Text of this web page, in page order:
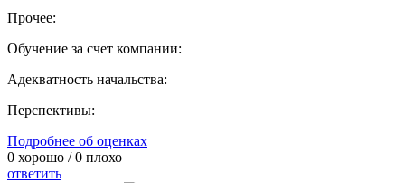
Прочее:
Обучение за счет компании:
Адекватность начальства:
Перспективы:
Подробнее об оценках
0 хорошо /0 плохо
ответить